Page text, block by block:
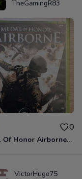
TheGamingR83
0
Medal Of Honor Airborne Xbox 360
VictorHugo75